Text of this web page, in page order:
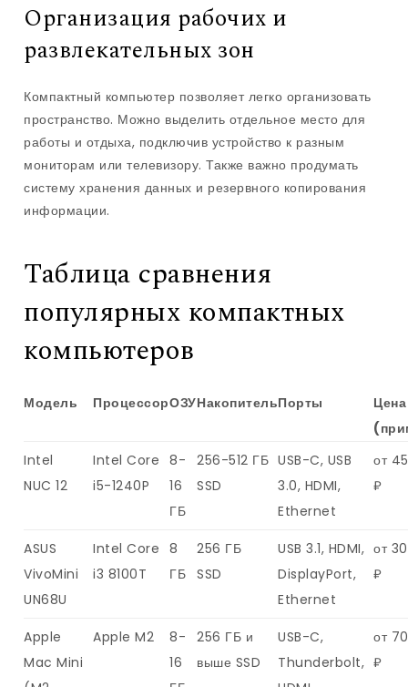
Организация рабочих и
развлекательных зон
Компактный компьютер позволяет легко организовать
пространство. Можно выделить отдельное место для
работы и отдыха, подключив устройство к разным
мониторам или телевизору. Также важно продумать
систему хранения данных и резервного копирования
информации.
Таблица сравнения
популярных компактных
компьютеров
Модель ПроцессорОЗУНакопительПорты
Цена
Intel
NUC 12
Intel Core
i5-1240P
8-
16
ГБ
256-512 ГБ
SSD
USB-C, USB
3.0, HDMI,
Ethernet
от
₽
ASUS
VivoMini
UN68U
Intel Core
i3 8100T
8
ГБ
256 ГБ
SSD
USB 3.1, HDMI,
DisplayPort,
Ethernet
от
₽
Apple
Mac Mini
Apple M2
8-
16
256 ГБ и
выше SSD
USB-C,
Thunderbolt,
от
₽